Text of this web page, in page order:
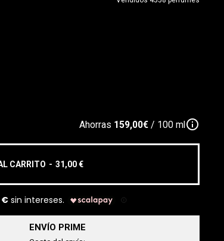
Ahorras 159,00€ / 100 mlinfo_outline
CARRITO - 31,00 €
ENVÍO PRIME